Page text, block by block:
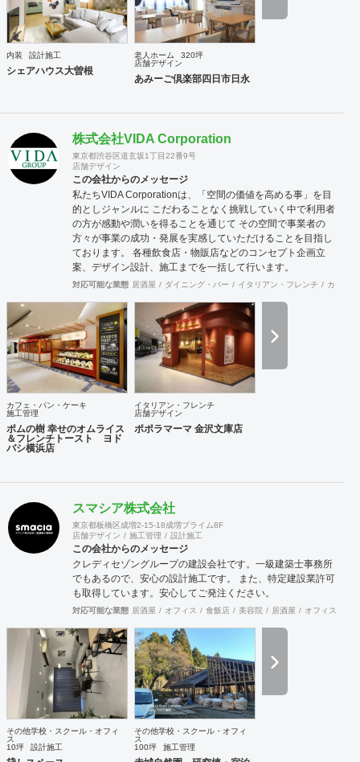
内装 設計施工
シェアハウス大曽根
老人ホーム
320坪
店舗デザイン
あみーご倶楽部四日市日永
株式会社VIDA Corporation
東京都渋谷区道玄坂1丁目22番9号
店舗デザイン
この会社からのメッセージ
私たちVIDA Corporationは、「空間の価値を高める事」を目
的としジャンルに こだわることなく挑戦していく中で利用者
の方が感動や潤いを得ることを通じて その空間で事業者の
方々が事業の成功・発展を実感していただけることを目指し
ております。 各種飲食店・物販店などのコンセプト企画立
案、デザイン設計、施工までを一括して行います。
対応可能な業態 居酒屋 ダイニング・バー イタリアン・フレンチ カフェ
カフェ・パン・ケーキ
施工管理
ポムの樹 幸せのオムライス
＆フレンチトースト ヨド
バシ横浜店
イタリアン・フレンチ
店舗デザイン
ポポラマーマ 金沢文庫店
スマシア株式会社
東京都板橋区成増2-15-18成増プライム8F
店舗デザイン
施工管理 設計施工
この会社からのメッセージ
クレディセゾングループの建設会社です。一級建築士事務所
でもあるので、安心の設計施工です。 また、特定建設業許可
も取得しています。安心してご発注ください。
対応可能な業態 居酒屋 オフィス 食飯店 美容院 居酒屋 オフィス
その他学校・スクール・オフィ
ス
10坪
設計施工
その他学校・スクール・オフィ
ス
100坪
施工管理